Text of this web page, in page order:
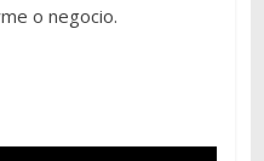
o negocio.